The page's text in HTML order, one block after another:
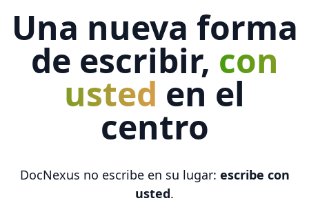
Una nueva forma
de escribir, con
usted en el
centro
DocNexus no escribe en su lugar: escribe con
usted.